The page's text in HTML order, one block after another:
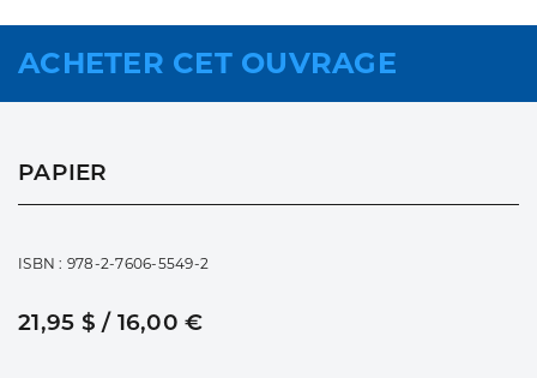
ACHETER CET OUVRAGE
PAPIER
ISBN : 978-2-7606-5549-2
21,95 $ / 16,00 €